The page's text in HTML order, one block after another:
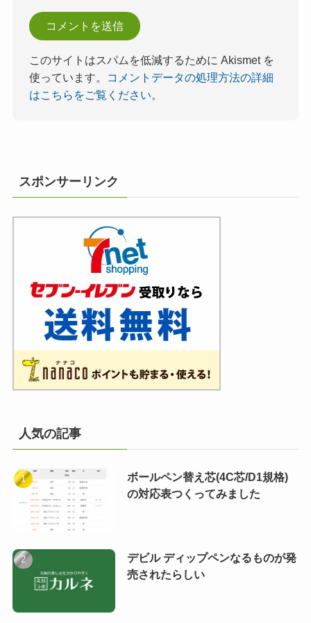
このサイトはスパムを低減するために Akismet を
使っています。
コメントデータの処理方法の詳細
はこちらをご覧ください。
スポンサーリンク
人気の記事
ボールペン替え芯(4C芯/D1規格)
の対応表つくってみました
デビル ディップペンなるものが発
売されたらしい